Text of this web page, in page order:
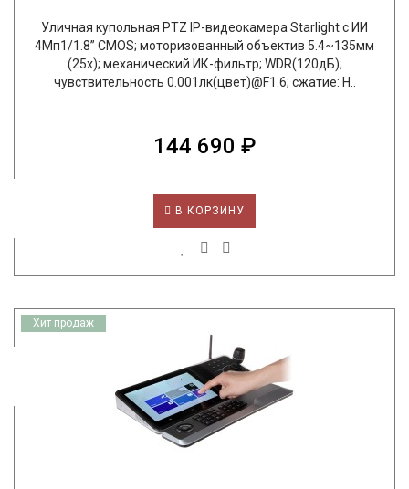
Уличная купольная PTZ IP-видеокамера Starlight с ИИ
4Mп1/1.8” CMOS; моторизованный объектив 5.4~135мм
(25x); механический ИК-фильтр; WDR(120дБ);
чувствительность 0.001лк(цвет)@F1.6; сжатие: H..
144 690 ₽
В КОРЗИНУ
Хит продаж